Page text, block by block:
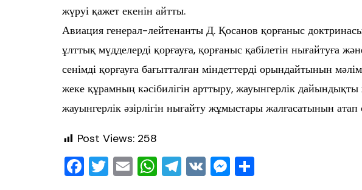
жүруі қажет екенін айтты.
Авиация генерал-лейтенанты Д. Қосанов қорғаныс
ұлттық мүдделерді қорғауға, қорғаныс қабілетін нығайтуға
сенімді қорғауға бағытталған міндеттерді орындайтынын
жеке құрамның кәсібилігін арттыру, жауынгерлік дайындықты
жауынгерлік әзірлігін нығайту жұмыстары жалғасатынын атап
Post Views: 258
F T E W T V M